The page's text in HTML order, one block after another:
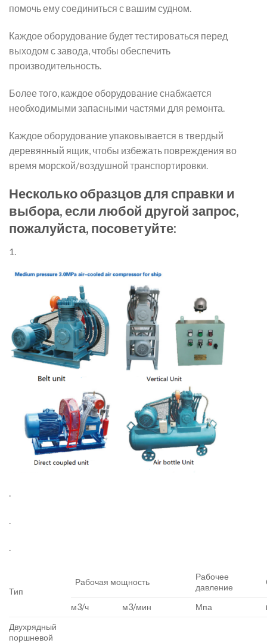
помочь ему соединиться с вашим судном.
Каждое оборудование будет тестироваться перед
выходом с завода, чтобы обеспечить
производительность.
Более того, каждое оборудование снабжается
необходимыми запасными частями для ремонта.
Каждое оборудование упаковывается в твердый
деревянный ящик, чтобы избежать повреждения во
время морской/воздушной транспортировки.
Несколько образцов для справки и
выбора, если любой другой запрос,
пожалуйста, посоветуйте:
1.
.
Тип
Рабочая мощность
Рабочее
давление
м3/ч м3/мин Мпа
Двухрядный
поршневой